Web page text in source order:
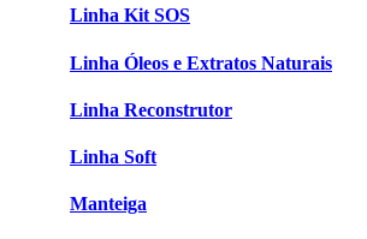
Linha Kit SOS
Linha Óleos e Extratos Naturais
Linha Reconstrutor
Linha Soft
Manteiga